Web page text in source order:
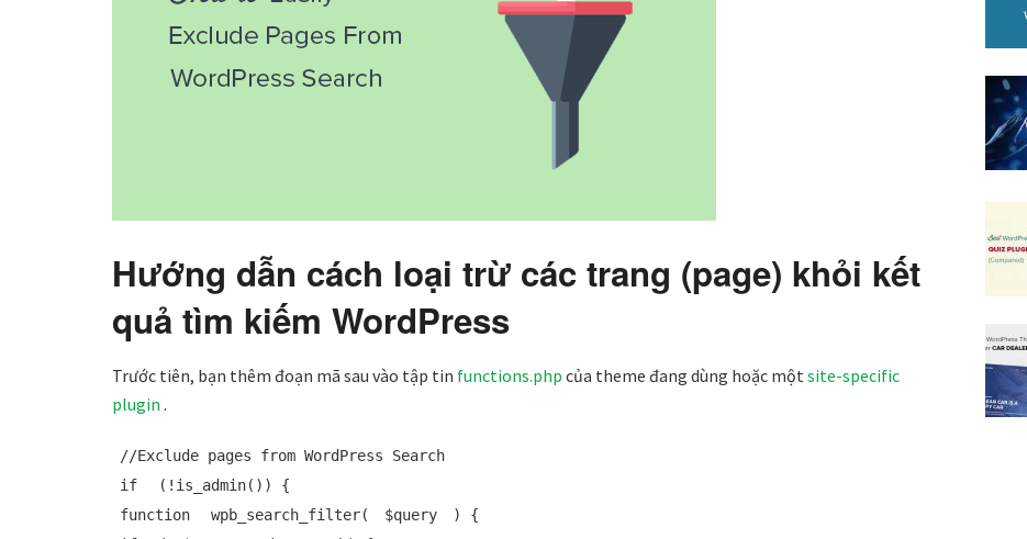
Hướng dẫn cách loại trừ các trang (page) khỏi kết
quả tìm kiếm WordPress
Trước tiên, bạn thêm đoạn mã sau vào tập tin functions.php của theme đang dùng hoặc một site-specific
plugin .
//Exclude pages from WordPress Search
if
(!is_admin()) {
function
wpb_search_filter( $query
) {